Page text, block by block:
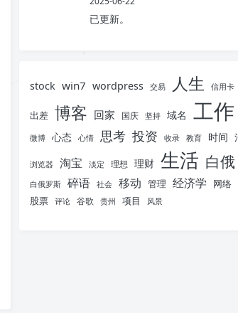
已更新。
stock win7 wordpress 交易 人生 信用卡
出差 博客 回家 国庆 坚持 域名 工作
微博 心态 心情 思考 投资 收录 教育 时间
浏览器 淘宝 淡定 理想 理财 生活 白俄
白俄罗斯 碎语 社会 移动 管理 经济学 网络
股票 评论 谷歌 贵州 项目 风景